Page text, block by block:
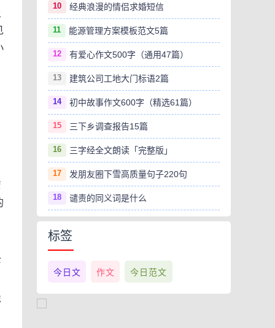
10 经典浪漫的情侣求婚短信
11 能源管理方案模板范文5篇
12 有爱心作文500字（通用47篇）
13 建筑公司工地大门标语2篇
14 初中故事作文600字（精选61篇）
15 三下乡调查报告15篇
16 三字经全文朗读「完整版」
17 发朋友圈下雪高质量句子220句
18 谴责的同义词是什么
标签
今日文 作文 今日范文